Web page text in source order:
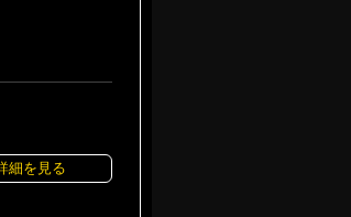
細を見る